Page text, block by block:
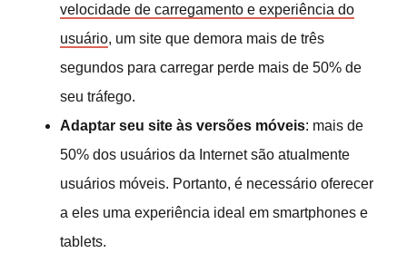
velocidade de carregamento e experiência do
usuário, um site que demora mais de três
segundos para carregar perde mais de 50% de
seu tráfego.
Adaptar seu site às versões móveis: mais de
50% dos usuários da Internet são atualmente
usuários móveis. Portanto, é necessário oferecer
a eles uma experiência ideal em smartphones e
tablets.